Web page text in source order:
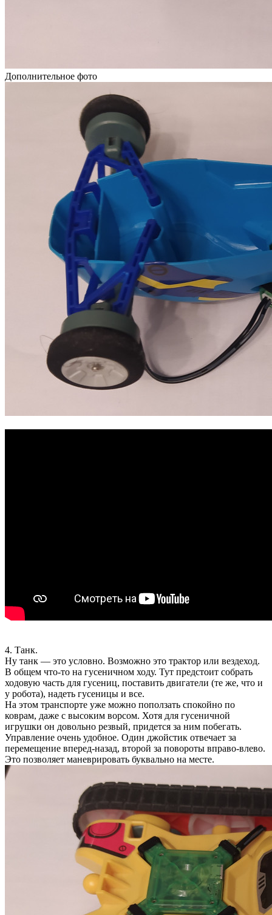
Дополнительное фото
4. Танк.
Ну танк — это условно. Возможно это трактор или вездеход.
В общем что-то на гусеничном ходу. Тут предстоит собрать
ходовую часть для гусениц, поставить двигатели (те же, что и
у робота), надеть гусеницы и все.
На этом транспорте уже можно поползать спокойно по
коврам, даже с высоким ворсом. Хотя для гусеничной
игрушки он довольно резвый, придется за ним побегать.
Управление очень удобное. Один джойстик отвечает за
перемещение вперед-назад, второй за повороты вправо-влево.
Это позволяет маневрировать буквально на месте.